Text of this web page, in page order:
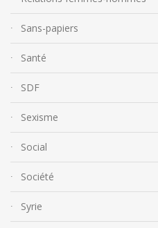
Sans-papiers
Santé
SDF
Sexisme
Social
Société
Syrie